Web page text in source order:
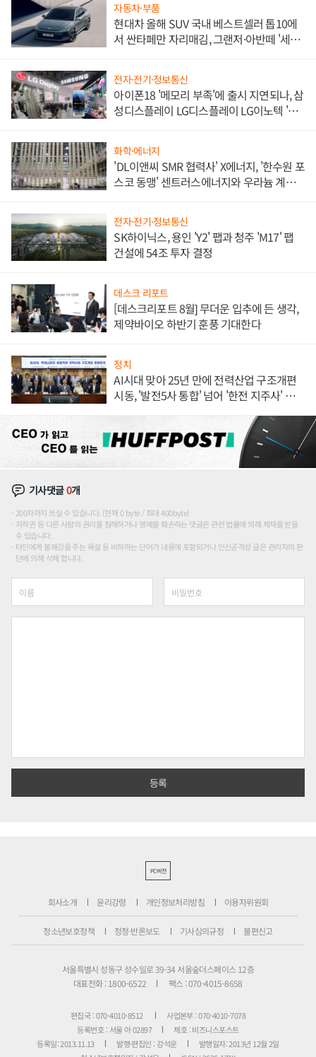
자동차·부품
현대차 올해 SUV 국내 베스트셀러 톱10에
서 싼타페만 자리매김, 그랜저·아반떼 '세단
전자·전기·정보통신
아이폰18 '메모리 부족'에 출시 지연되나, 삼
성디스플레이 LG디스플레이 LG이노텍 '탈
화학·에너지
'DL이앤씨 SMR 협력사' X에너지, '한수원 포
스코 동맹' 센트러스에너지와 우라늄 계약
전자·전기·정보통신
SK하이닉스, 용인 'Y2' 팹과 청주 'M17' 팹
건설에 54조 투자 결정
데스크 리포트
[데스크리포트 8월] 무더운 입추에 든 생각,
제약바이오 하반기 훈풍 기대한다
정치
AI시대 맞아 25년 만에 전력산업 구조개편
시동, '발전5사 통합' 넘어 '한전 지주사' 재편
기사댓글0개
200자까지 쓰실 수 있습니다. (현재 0 byte / 최대 400byte)
저작권 등 다른 사람의 권리를 침해하거나 명예를 훼손하는 댓글은 관련 법률에 의해 제재를 받을
수 있습니다.
타인에게 불쾌감을 주는 욕설 등 비하하는 단어가 내용에 포함되거나 인신공격성 글은 관리자의 판
단에 의해 삭제 합니다.
PC버전
회사소개 윤리강령 개인정보처리방침 이용자위원회
청소년보호정책 정정·반론보도 기사심의규정 불편신고
서울특별시 성동구 성수일로 39-34 서울숲더스페이스 12층
대표전화 : 1800-6522
팩스 : 070-4015-8658
편집국 : 070-4010-8512
사업본부 : 070-4010-7078
등록번호 : 서울 아 02897
제호 : 비즈니스포스트
등록일: 2013.11.13
발행·편집인 : 강석운
발행일자: 2013년 12월 2일